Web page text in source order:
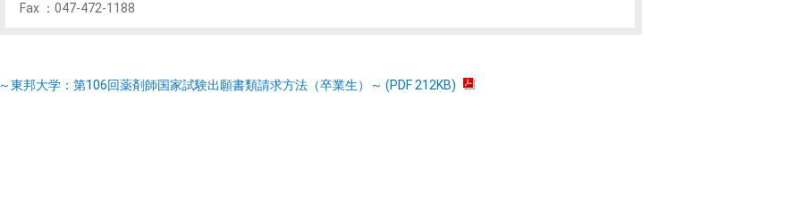
Fax ：047-472-1188
～東邦大学：第106回薬剤師国家試験出願書類請求方法（卒業生）～ (PDF 212KB)